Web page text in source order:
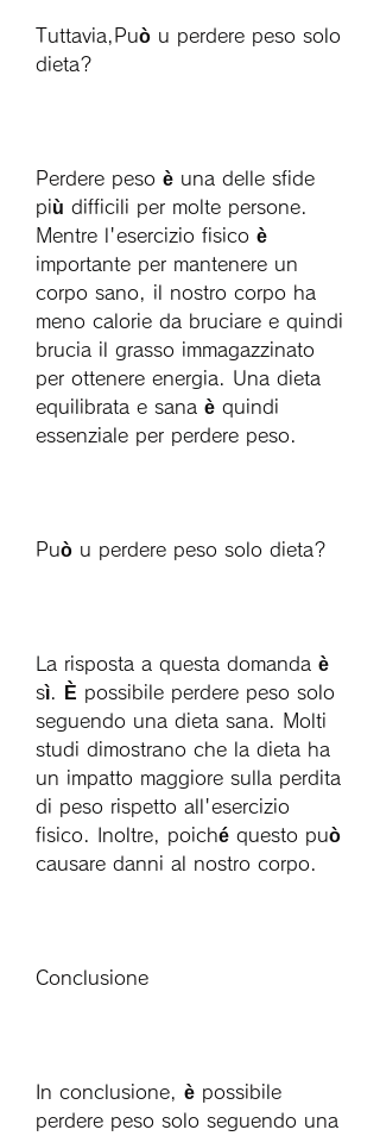
Tuttavia,Può u perdere peso solo
dieta?
Perdere peso è una delle sfide
più difficili per molte persone.
Mentre l'esercizio fisico è
importante per mantenere un
corpo sano, il nostro corpo ha
meno calorie da bruciare e quindi
brucia il grasso immagazzinato
per ottenere energia. Una dieta
equilibrata e sana è quindi
essenziale per perdere peso.
Può u perdere peso solo dieta?
La risposta a questa domanda è
sì. È possibile perdere peso solo
seguendo una dieta sana. Molti
studi dimostrano che la dieta ha
un impatto maggiore sulla perdita
di peso rispetto all'esercizio
fisico. Inoltre, poiché questo può
causare danni al nostro corpo.
Conclusione
In conclusione, è possibile
perdere peso solo seguendo una